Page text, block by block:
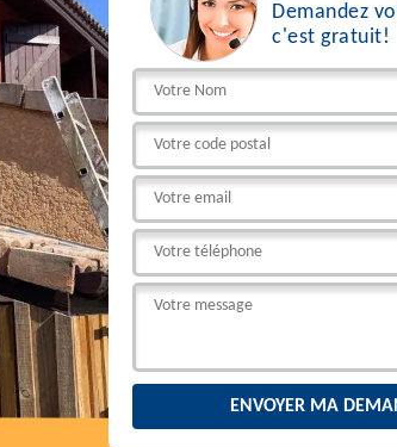
Demandez
c'est gratuit!